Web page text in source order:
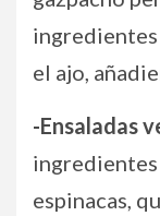
el ajo,
-Ensaladas
ingredientes
espinacas,